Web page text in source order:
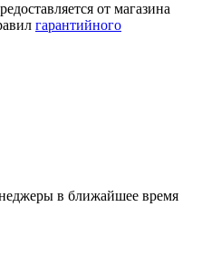
от магазина
гарантийного
в ближайшее время